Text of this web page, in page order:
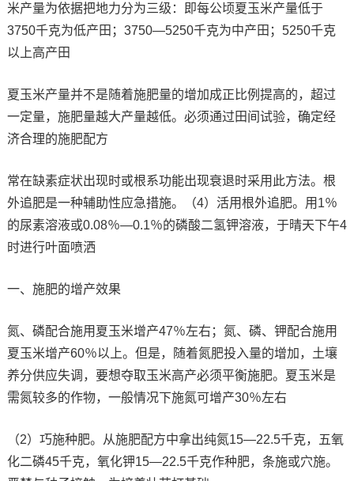
米产量为依据把地力分为三级：即每公顷夏玉米产量低于
3750千克为低产田；3750—5250千克为中产田；5250千克
以上高产田
夏玉米产量并不是随着施肥量的增加成正比例提高的，超过
一定量，施肥量越大产量越低。必须通过田间试验，确定经
济合理的施肥配方
常在缺素症状出现时或根系功能出现衰退时采用此方法。根
外追肥是一种辅助性应急措施。（4）活用根外追肥。用1％
的尿素溶液或0.08％—0.1％的磷酸二氢钾溶液，于晴天下午4
时进行叶面喷洒
一、施肥的增产效果
氮、磷配合施用夏玉米增产47％左右；氮、磷、钾配合施用
夏玉米增产60％以上。但是，随着氮肥投入量的增加，土壤
养分供应失调，要想夺取玉米高产必须平衡施肥。夏玉米是
需氮较多的作物，一般情况下施氮可增产30％左右
（2）巧施种肥。从施肥配方中拿出纯氮15—22.5千克，五氧
化二磷45千克，氧化钾15—22.5千克作种肥，条施或穴施。